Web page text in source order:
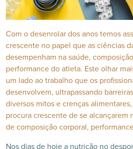
Com o desenrolar dos anos temos
crescente no papel que as ciências
desempenham na saúde,
performance do atleta. Este olhar
um lado ao trabalho que os
desenvolvem, ultrapassando
diversos mitos e crenças
procura crescente de se alcançarem
de composição corporal,
Nos dias de hoje a nutrição no